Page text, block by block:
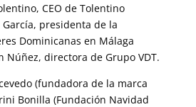
CEO de Tolentino
presidenta de la
Dominicanas en Málaga
Núñez, directora de Grupo VDT.
(fundadora de la marca
Bonilla (Fundación Navidad